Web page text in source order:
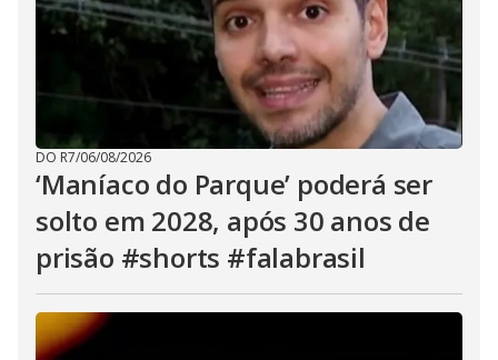
DO R7/06/08/2026
‘Maníaco do Parque’ poderá ser
solto em 2028, após 30 anos de
prisão #shorts #falabrasil